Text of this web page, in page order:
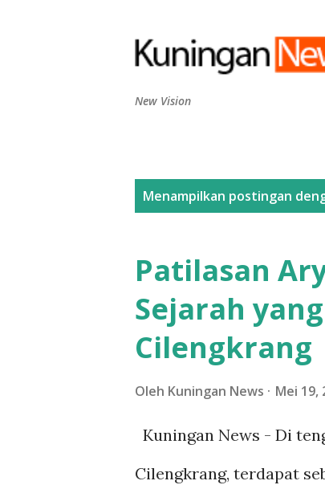
New Vision
Menampilkan postingan
Patilasan
Sejarah
Cilengkrang
Oleh Kuningan News Mei 19,
Kuningan News - Di
Cilengkrang, terdapat